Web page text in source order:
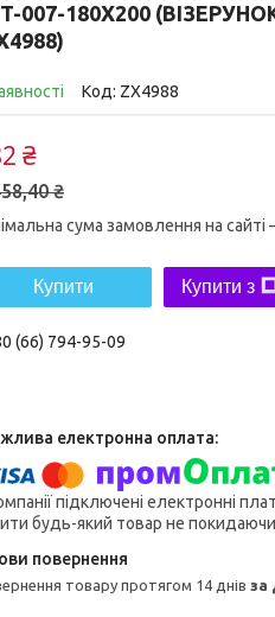
007-180X200
Код: ZX4988
₴
₴
сума замовлення на
Купити Купити з
(66) 794-95-09
підключені електронні
будь-який товар не
товару протягом 14 днів за